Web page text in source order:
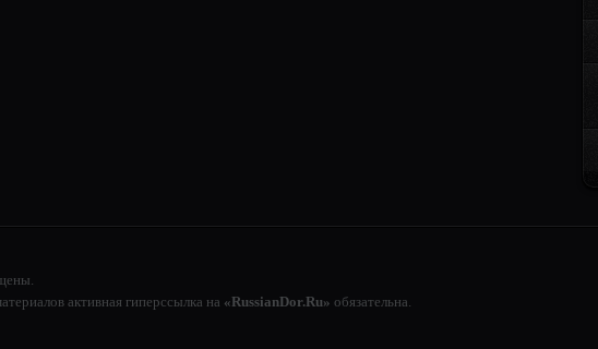
активная гиперссылка на «RussianDor.Ru» обязательна.